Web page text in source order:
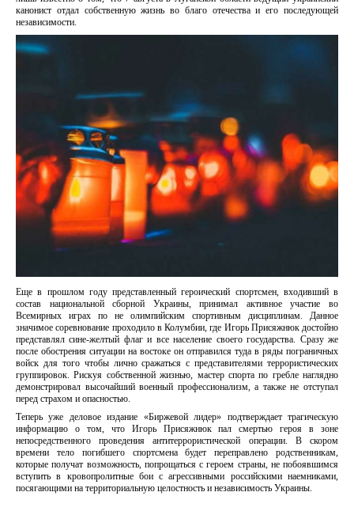
канонист отдал собственную жизнь во благо отечества и его последующей
независимости.
Еще в прошлом году представленный героический спортсмен, входивший в
состав национальной сборной Украины, принимал активное участие во
Всемирных играх по не олимпийским спортивным дисциплинам. Данное
значимое соревнование проходило в Колумбии, где Игорь Присяжнюк достойно
представлял сине-желтый флаг и все население своего государства. Сразу же
после обострения ситуации на востоке он отправился туда в ряды пограничных
войск для того чтобы лично сражаться с представителями террористических
группировок. Рискуя собственной жизнью, мастер спорта по гребле наглядно
демонстрировал высочайший военный профессионализм, а также не отступал
перед страхом и опасностью.
Теперь уже деловое издание «Биржевой лидер» подтверждает трагическую
информацию о том, что Игорь Присяжнюк пал смертью героя в зоне
непосредственного проведения антитеррористической операции. В скором
времени тело погибшего спортсмена будет переправлено родственникам,
которые получат возможность, попрощаться с героем страны, не побоявшимся
вступить в кровопролитные бои с агрессивными российскими наемниками,
посягающими на территориальную целостность и независимость Украины.